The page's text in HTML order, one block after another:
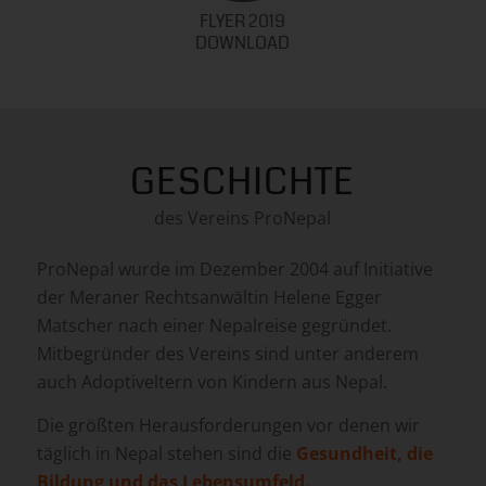
FLYER 2019
DOWNLOAD
GESCHICHTE
des Vereins ProNepal
ProNepal wurde im Dezember 2004 auf Initiative
der Meraner Rechtsanwältin Helene Egger
Matscher nach einer Nepalreise gegründet.
Mitbegründer des Vereins sind unter anderem
auch Adoptiveltern von Kindern aus Nepal.
Die größten Herausforderungen vor denen wir
täglich in Nepal stehen sind die Gesundheit, die
Bildung und das Lebensumfeld.